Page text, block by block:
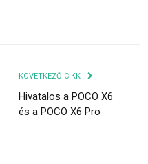
KÖVETKEZŐ CIKK
Hivatalos a POCO X6
és a POCO X6 Pro